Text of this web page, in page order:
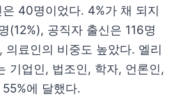
40명이었다. 4%가 채 되지
(12%), 공직자 출신은 116명
의료인의 비중도 높았다. 엘리
기업인, 법조인, 학자, 언론인,
에 달했다.